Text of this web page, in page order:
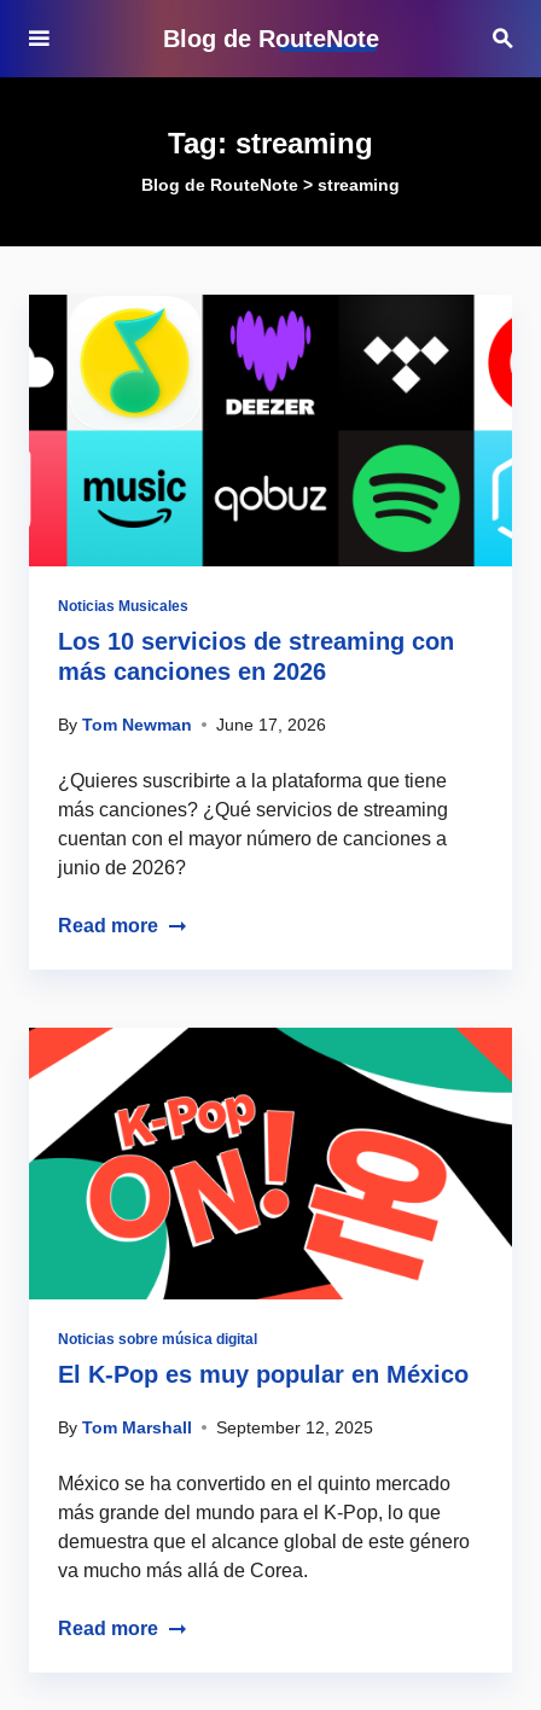
Blog de RouteNote
Tag: streaming
Blog de RouteNote > streaming
Noticias Musicales
Los 10 servicios de streaming con
más canciones en 2026
By Tom Newman June 17, 2026
¿Quieres suscribirte a la plataforma que tiene
más canciones? ¿Qué servicios de streaming
cuentan con el mayor número de canciones a
junio de 2026?
Read more
Noticias sobre música digital
El K-Pop es muy popular en México
By Tom Marshall September 12, 2025
México se ha convertido en el quinto mercado
más grande del mundo para el K-Pop, lo que
demuestra que el alcance global de este género
va mucho más allá de Corea.
Read more